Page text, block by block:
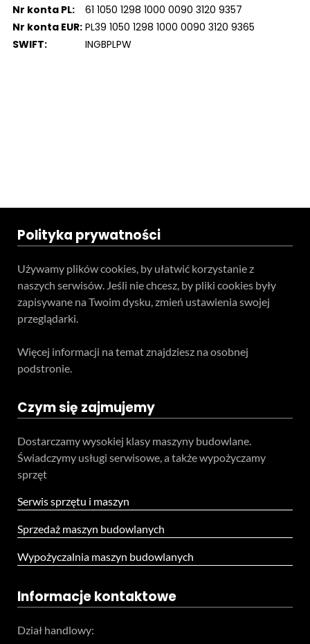
Nr konta PL:
61 1050 1298 1000 0090 3120 9357
Nr konta EUR: PL39 1050 1298 1000 0090 3120 9365
SWIFT:
INGBPLPW
Polityka prywatności
Używamy plików cookies, by ułatwić korzystanie z
naszych serwisów. Jeśli nie chcesz, by pliki cookies były
zapisywane na Twoim dysku, zmień ustawienia swojej
przeglądarki.
Więcej informacji na temat znajdziesz na osobnej
podstronie.
Czym się zajmujemy
Dostarczamy wysokiej klasy maszyny budowlane.
Świadczymy usługi serwisowe, a także wypożyczamy
sprzęt
Serwis sprzętu i maszyn
Sprzedaż maszyn budowlanych
Wypożyczalnia maszyn budowlanych
Informacje kontaktowe
Dział handlowy: